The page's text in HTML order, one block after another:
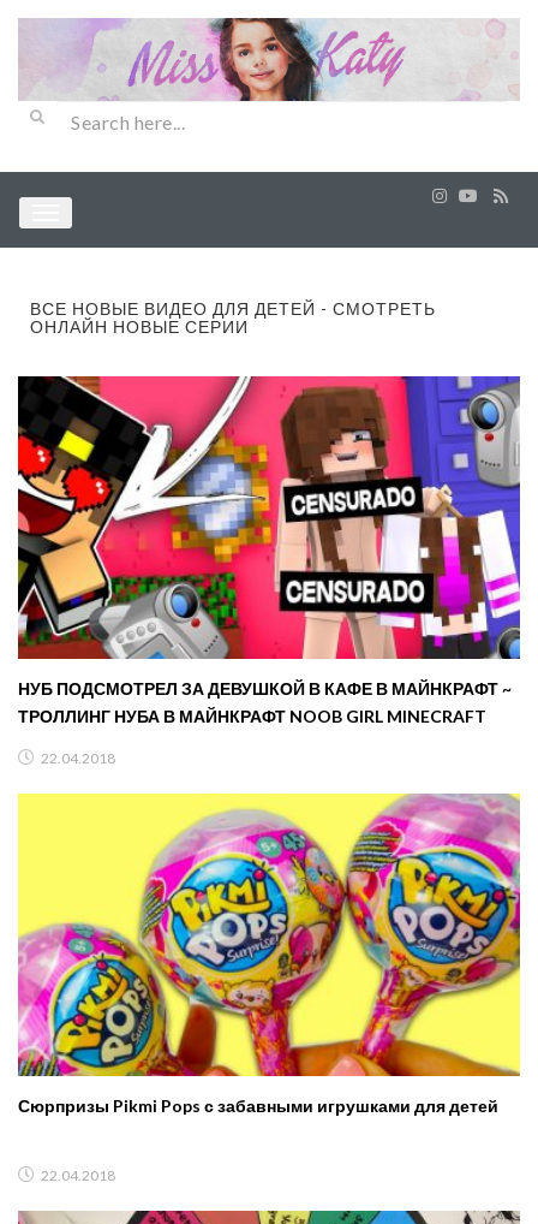
ВСЕ НОВЫЕ ВИДЕО ДЛЯ ДЕТЕЙ - СМОТРЕТЬ
ОНЛАЙН НОВЫЕ СЕРИИ
НУБ ПОДСМОТРЕЛ ЗА ДЕВУШКОЙ В КАФЕ В МАЙНКРАФТ ~
ТРОЛЛИНГ НУБА В МАЙНКРАФТ NOOB GIRL MINECRAFT
22.04.2018
Сюрпризы Pikmi Pops с забавными игрушками для детей
22.04.2018